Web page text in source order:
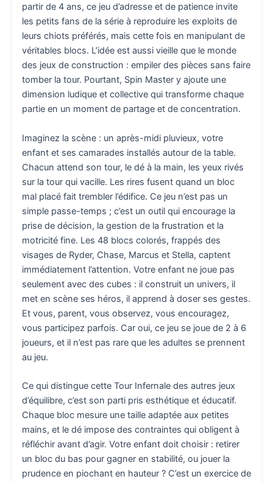
partir de 4 ans, ce jeu d’adresse et de patience invite
les petits fans de la série à reproduire les exploits de
leurs chiots préférés, mais cette fois en manipulant de
véritables blocs. L’idée est aussi vieille que le monde
des jeux de construction : empiler des pièces sans faire
tomber la tour. Pourtant, Spin Master y ajoute une
dimension ludique et collective qui transforme chaque
partie en un moment de partage et de concentration.
Imaginez la scène : un après-midi pluvieux, votre
enfant et ses camarades installés autour de la table.
Chacun attend son tour, le dé à la main, les yeux rivés
sur la tour qui vacille. Les rires fusent quand un bloc
mal placé fait trembler l’édifice. Ce jeu n’est pas un
simple passe-temps ; c’est un outil qui encourage la
prise de décision, la gestion de la frustration et la
motricité fine. Les 48 blocs colorés, frappés des
visages de Ryder, Chase, Marcus et Stella, captent
immédiatement l’attention. Votre enfant ne joue pas
seulement avec des cubes : il construit un univers, il
met en scène ses héros, il apprend à doser ses gestes.
Et vous, parent, vous observez, vous encouragez,
vous participez parfois. Car oui, ce jeu se joue de 2 à 6
joueurs, et il n’est pas rare que les adultes se prennent
au jeu.
Ce qui distingue cette Tour Infernale des autres jeux
d’équilibre, c’est son parti pris esthétique et éducatif.
Chaque bloc mesure une taille adaptée aux petites
mains, et le dé impose des contraintes qui obligent à
réfléchir avant d’agir. Votre enfant doit choisir : retirer
un bloc du bas pour gagner en stabilité, ou jouer la
prudence en piochant en hauteur ? C’est un exercice de